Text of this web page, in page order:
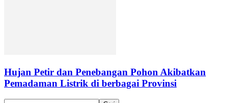
Hujan Petir dan Penebangan Pohon Akibatkan
Pemadaman Listrik di berbagai Provinsi